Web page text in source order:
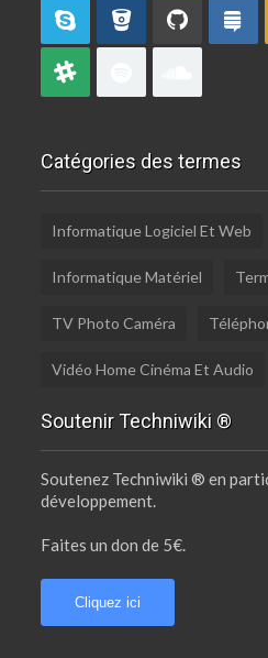
Catégories des termes
Informatique Logiciel Et Web
Informatique Matériel
TV Photo Caméra
Vidéo Home Cinéma Et Audio
Soutenir Techniwiki ®
Soutenez Techniwiki ® en
développement.
Faites un don de 5€.
Cliquez ici